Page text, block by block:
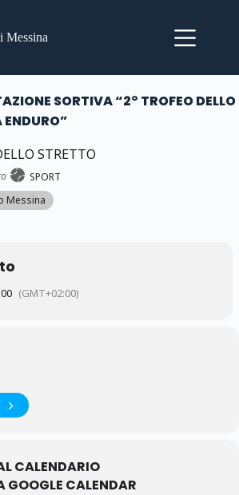
Messina
SORTIVA “2° TROFEO DELLO
ENDURO”
STRETTO
SPORT
Messina
(GMT+02:00)
CALENDARIO
GOOGLE CALENDAR